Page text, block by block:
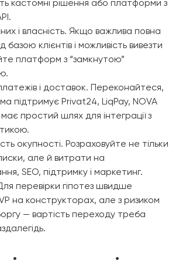
кастомні рішення або платформи з
і власність. Якщо важлива повна
базою клієнтів і можливість вивезти
платформ з “замкнутою”
і доставок. Переконайтеся,
підтримує Privat24, LiqPay, NOVA
простий шлях для інтеграції з
окупності. Розраховуйте не тільки
але й витрати на
SEO, підтримку і маркетинг.
перевірки гіпотез швидше
на конструкторах, але з ризиком
— вартість переходу треба